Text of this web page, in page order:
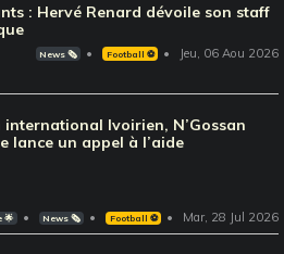
: Hervé Renard dévoile son staff
News 🗞️ Football ⚽️ Jeu, 06 Aou 2026
international Ivoirien, N’Gossan
lance un appel à l’aide
🌟 News 🗞️ Football ⚽️ Mar, 28 Jul 2026